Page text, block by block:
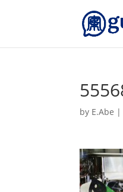
by E.Abe